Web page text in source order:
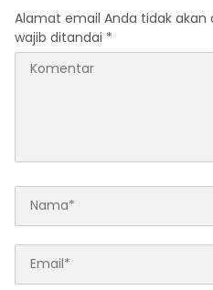
Alamat email Anda tidak akan
wajib ditandai *